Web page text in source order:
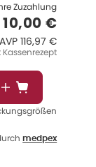
Zuzahlung
10,00 €
UVP/AVP
116,97 €
Kassenrezept
In den
medpex